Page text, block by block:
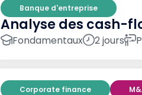
Banque d'entreprise
Analyse des cash-
Fondamentaux 2 jours
Corporate finance